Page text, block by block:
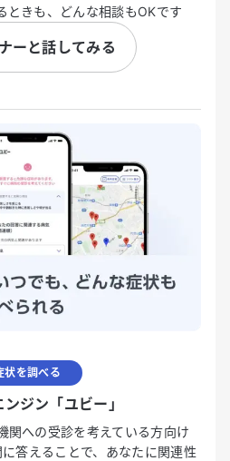
ときも、どんな相談もOKです
ーと話してみる
状を調べる
ジン「ユビー」
関への受診を考えている方向け
答えることで、あなたに関連性